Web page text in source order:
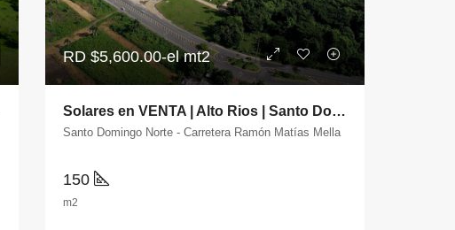
RD$5,600.00-el mt2
Solares en VENTA | Alto Rios | Santo Domingo Norte
Santo Domingo Norte - Carretera Ramón Matías Mella
150
m2